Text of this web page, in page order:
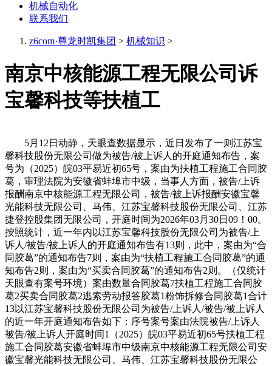
机械自动化
联系我们
z6com·尊龙时凯集团 > 机械知识 >
南京中核能源工程无限公司诉
宝馨科技等扶植工
5月12日动静，天眼查数据显示，近日发布了一则江苏宝
馨科技股份无限公司做为被告/被上诉人的开庭通知布告，案
号为（2025）皖03平易近初65号，案由为扶植工程施工合同胶
葛，审理法院为安徽省蚌埠市中级，当事人方面，被告/上诉
报酬南京中核能源工程无限公司，被告/被上诉报酬安徽宝馨
光能科技无限公司、马伟、江苏宝馨科技股份无限公司、江苏
捷登控股集团无限公司，开庭时间为2026年03月30日09！00。
按照统计，近一年内以江苏宝馨科技股份无限公司为被告/上
诉人/被告/被上诉人的开庭通知布告有13则，此中，案由为“合
同胶葛”的通知布告7则，案由为“扶植工程施工合同胶葛”的通
知布告2则，案由为“买卖合同胶葛”的通知布告2则。（仅统计
天眼查有案号环境）案由数量合同胶葛7扶植工程施工合同胶
葛2买卖合同胶葛2逃索劳动报答胶葛1粉饰拆修合同胶葛1合计
13以江苏宝馨科技股份无限公司为被告/上诉人/被告/被上诉人
的近一年开庭通知布告如下：序号案号案由法院被告/上诉⼈
被告/被上诉人开庭时间1（2025）皖03平易近初65号扶植工程
施工合同胶葛安徽省蚌埠市中级南京中核能源工程无限公司安
徽宝馨光能科技无限公司、马伟、江苏宝馨科技股份无限公